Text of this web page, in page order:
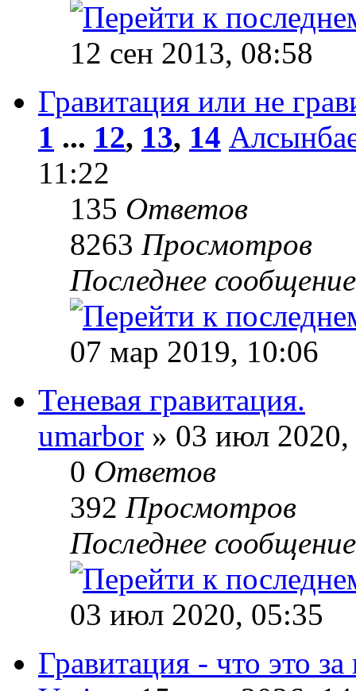
12 сен 2013, 08:58
Гравитация или не
1 ... 12, 13, 14
11:22
135 Ответов
8263 Просмотров
Последнее
07 мар 2019, 10:06
Теневая гравитация.
umarbor » 03 июл 2020,
0 Ответов
392 Просмотров
Последнее
03 июл 2020, 05:35
Гравитация - что это